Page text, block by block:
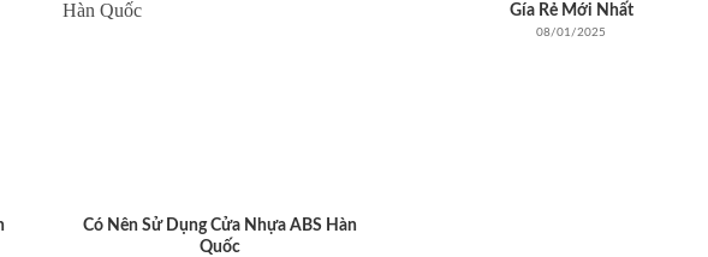
Có Nên Sử Dụng Cửa Nhựa ABS Hàn
Quốc
Gía Rẻ Mới Nhất
08/01/2025